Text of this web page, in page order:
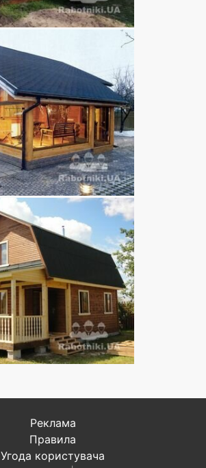
Реклама
Правила
Угода користувача